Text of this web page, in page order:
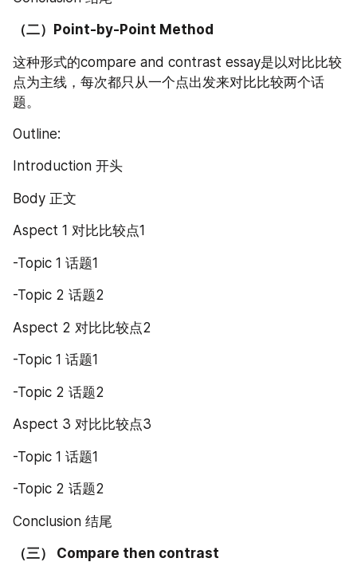
（二）Point-by-Point Method
这种形式的compare and contrast essay是以对比比较
点为主线，每次都只从一个点出发来对比比较两个话
题。
Outline:
Introduction 开头
Body 正文
Aspect 1 对比比较点1
-Topic 1 话题1
-Topic 2 话题2
Aspect 2 对比比较点2
-Topic 1 话题1
-Topic 2 话题2
Aspect 3 对比比较点3
-Topic 1 话题1
-Topic 2 话题2
Conclusion 结尾
（三） Compare then contrast